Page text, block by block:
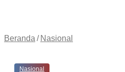
Beranda / Nasional
Nasional